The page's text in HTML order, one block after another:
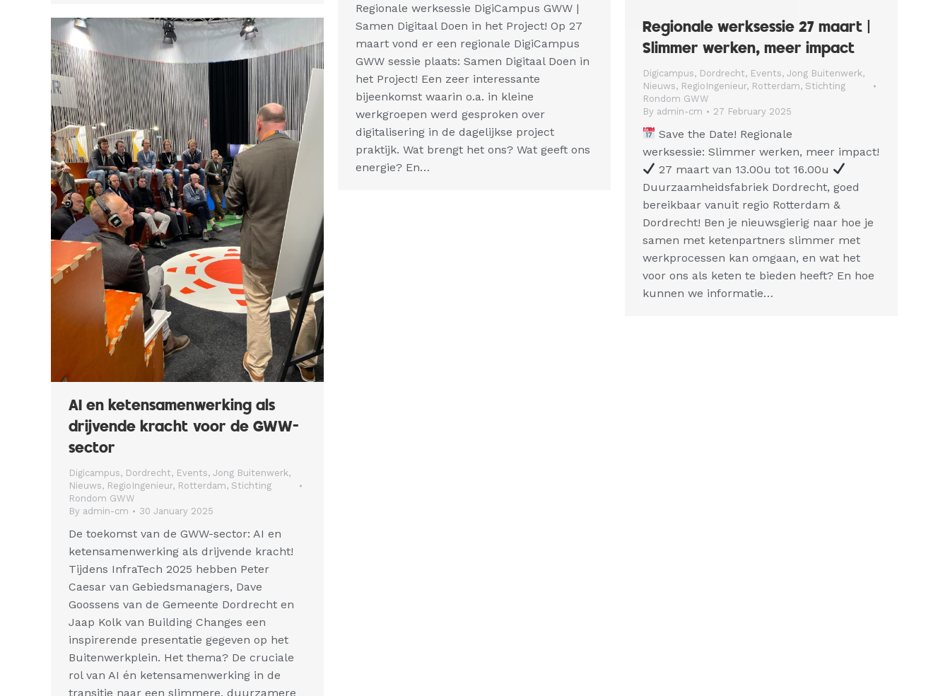
Regionale werksessie DigiCampus GWW |
Samen Digitaal Doen in het Project! Op 27
maart vond er een regionale DigiCampus
GWW sessie plaats: Samen Digitaal Doen in
het Project! Een zeer interessante
bijeenkomst waarin o.a. in kleine
werkgroepen werd gesproken over
digitalisering in de dagelijkse project
praktijk. Wat brengt het ons? Wat geeft ons
energie? En…
Regionale werksessie 27 maart |
Slimmer werken, meer impact
Digicampus, Dordrecht, Events, Jong Buitenwerk,
Nieuws, RegioIngenieur, Rotterdam, Stichting
Rondom GWW
By admin-cm 27 February 2025
Save the Date! Regionale
werksessie: Slimmer werken, meer impact!
27 maart van 13.00u tot 16.00u
Duurzaamheidsfabriek Dordrecht, goed
bereikbaar vanuit regio Rotterdam &
Dordrecht! Ben je nieuwsgierig naar hoe je
samen met ketenpartners slimmer met
werkprocessen kan omgaan, en wat het
voor ons als keten te bieden heeft? En hoe
kunnen we informatie…
AI en ketensamenwerking als
drijvende kracht voor de GWW-
sector
Digicampus, Dordrecht, Events, Jong Buitenwerk,
Nieuws, RegioIngenieur, Rotterdam, Stichting
Rondom GWW
By admin-cm 30 January 2025
De toekomst van de GWW-sector: AI en
ketensamenwerking als drijvende kracht!
Tijdens InfraTech 2025 hebben Peter
Caesar van Gebiedsmanagers, Dave
Goossens van de Gemeente Dordrecht en
Jaap Kolk van Building Changes een
inspirerende presentatie gegeven op het
Buitenwerkplein. Het thema? De cruciale
rol van AI én ketensamenwerking in de
transitie naar een slimmere, duurzamere